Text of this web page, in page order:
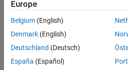
h.addPrebuildTool(
BuildToolobject to the
Input Arguments
expand all
Europe
Belgium (English)
Denmark (English)
Deutschland (Deutsch)
España (Español)